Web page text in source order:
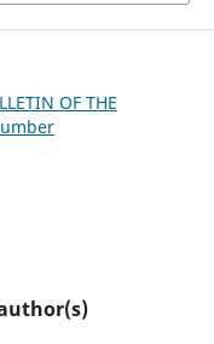
OF THE